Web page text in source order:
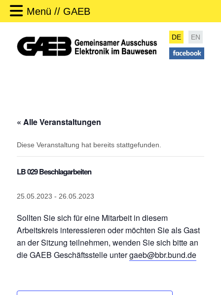
Menü // GAEB
DE EN
« Alle Veranstaltungen
Diese Veranstaltung hat bereits stattgefunden.
LB 029 Beschlagarbeiten
25.05.2023 - 26.05.2023
Sollten Sie sich für eine Mitarbeit in diesem
Arbeitskreis interessieren oder möchten Sie als Gast
an der Sitzung teilnehmen, wenden Sie sich bitte an
die GAEB Geschäftsstelle untergaeb@bbr.bund.de